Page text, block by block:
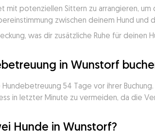
potenziellen Sittern zu arrangieren,
zwischen deinem Hund und
was dir zusätzliche Ruhe für deinen
in Wunstorf
54 Tage vor ihrer
in letzter Minute zu vermeiden, da die
Hunde in Wunstorf?